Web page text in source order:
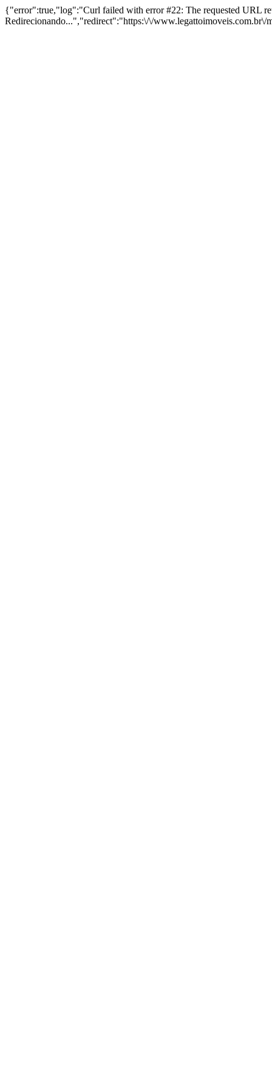
{"error":true,"log":"Curl failed with error #22: The requested URL
Redirecionando...","redirect":"https:\/\/www.legattoimoveis.com.br\/